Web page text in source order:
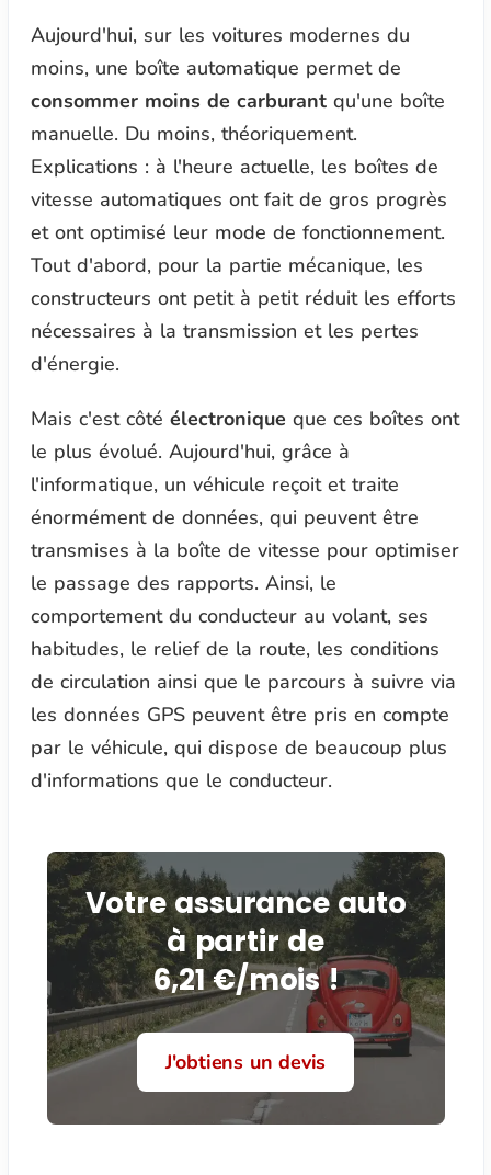
Aujourd'hui, sur les voitures modernes du
moins, une boîte automatique permet de
consommer moins de carburantqu'une boîte
manuelle. Du moins, théoriquement.
Explications : à l'heure actuelle, les boîtes de
vitesse automatiques ont fait de gros progrès
et ont optimisé leur mode de fonctionnement.
Tout d'abord, pour la partie mécanique, les
constructeurs ont petit à petit réduit les efforts
nécessaires à la transmission et les pertes
d'énergie.
Mais c'est côté électronique que ces boîtes ont
le plus évolué. Aujourd'hui, grâce à
l'informatique, un véhicule reçoit et traite
énormément de données, qui peuvent être
transmises à la boîte de vitesse pour optimiser
le passage des rapports. Ainsi, le
comportement du conducteur au volant, ses
habitudes, le relief de la route, les conditions
de circulation ainsi que le parcours à suivre via
les données GPS peuvent être pris en compte
par le véhicule, qui dispose de beaucoup plus
d'informations que le conducteur.
Votre assurance auto
à partir de
6,21 €/mois !
J'obtiens un devis